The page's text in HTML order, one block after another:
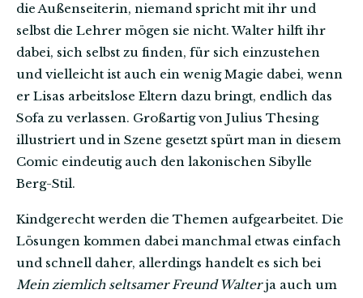
die Außenseiterin, niemand spricht mit ihr und
selbst die Lehrer mögen sie nicht. Walter hilft ihr
dabei, sich selbst zu finden, für sich einzustehen
und vielleicht ist auch ein wenig Magie dabei, wenn
er Lisas arbeitslose Eltern dazu bringt, endlich das
Sofa zu verlassen. Großartig von Julius Thesing
illustriert und in Szene gesetzt spürt man in diesem
Comic eindeutig auch den lakonischen Sibylle
Berg-Stil.
Kindgerecht werden die Themen aufgearbeitet. Die
Lösungen kommen dabei manchmal etwas einfach
und schnell daher, allerdings handelt es sich bei
Mein ziemlich seltsamer Freund Walterja auch um